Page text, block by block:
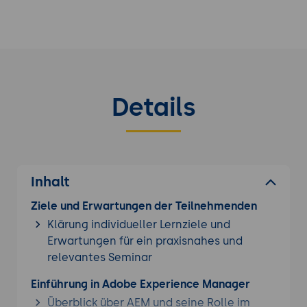
Details
Inhalt
Ziele und Erwartungen der Teilnehmenden
Klärung individueller Lernziele und
Erwartungen für ein praxisnahes und
relevantes Seminar
Einführung in Adobe Experience Manager
Überblick über AEM und seine Rolle im